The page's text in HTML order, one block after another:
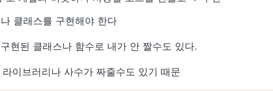
클래스를 구현해야 한다
현된 클래스나 함수로 내가 안 짤수도 있다.
이브러리나 사수가 짜줄수도 있기 때문